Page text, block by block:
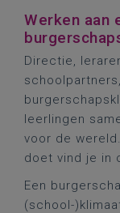
Werken aan
Directie,
leerlingen
voor de
doet vind je in
Een
(school-